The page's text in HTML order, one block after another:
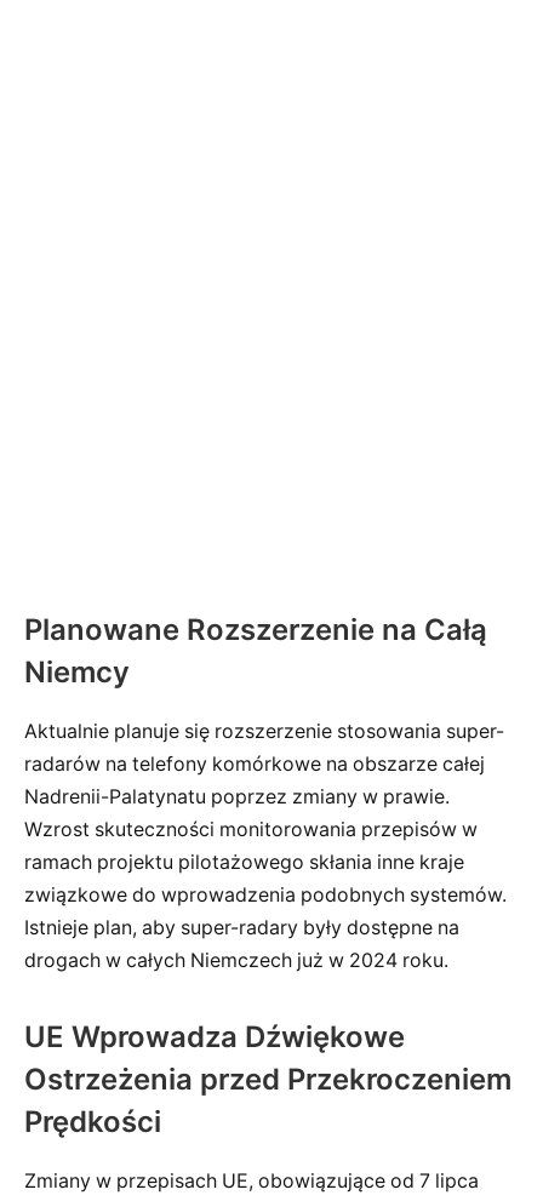
Planowane Rozszerzenie na Całą
Niemcy
Aktualnie planuje się rozszerzenie stosowania super-
radarów na telefony komórkowe na obszarze całej
Nadrenii-Palatynatu poprzez zmiany w prawie.
Wzrost skuteczności monitorowania przepisów w
ramach projektu pilotażowego skłania inne kraje
związkowe do wprowadzenia podobnych systemów.
Istnieje plan, aby super-radary były dostępne na
drogach w całych Niemczech już w 2024 roku.
UE Wprowadza Dźwiękowe
Ostrzeżenia przed Przekroczeniem
Prędkości
Zmiany w przepisach UE, obowiązujące od 7 lipca